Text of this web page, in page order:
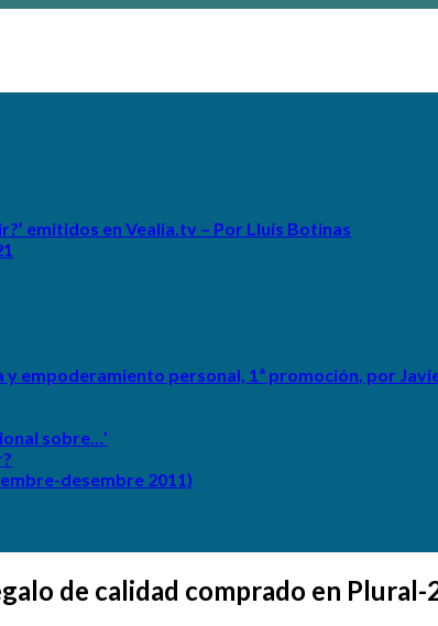
emitidos en Vealia.tv – Por Lluís Botinas
y empoderamiento personal, 1ª promoción, por
sobre…’
desembre 2011)
de calidad comprado en